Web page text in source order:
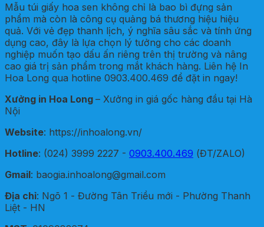
Mẫu túi giấy hoa sen không chỉ là bao bì đựng sản
phẩm mà còn là công cụ quảng bá thương hiệu hiệu
quả. Với vẻ đẹp thanh lịch, ý nghĩa sâu sắc và tính ứng
dụng cao, đây là lựa chọn lý tưởng cho các doanh
nghiệp muốn tạo dấu ấn riêng trên thị trường và nâng
cao giá trị sản phẩm trong mắt khách hàng. Liên hệ In
Hoa Long qua hotline 0903.400.469 để đặt in ngay!
Xưởng in Hoa Long – Xưởng in giá gốc hàng đầu tại Hà
Nội
Website: https://inhoalong.vn/
Hotline: (024) 3999 2227 - 0903.400.469 (ĐT/ZALO)
Gmail: baogia.inhoalong@gmail.com
Địa chỉ: Ngõ 1 - Đường Tân Triều mới - Phường Thanh
Liệt - HN